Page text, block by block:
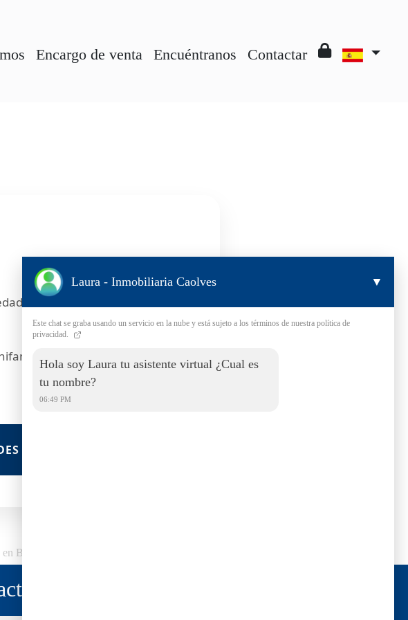
Encargo de venta Encuéntranos Contactar
, en la zona Noroeste de
EN MADRID
Boadilla del Monte
Laura - Inmobiliaria Caolves ▼
Este chat se graba usando un servicio en la nube y está sujeto a los términos de nuestra política de
privacidad.
Hola soy Laura tu asistente virtual ¿Cual es
tu nombre?
06:49 PM